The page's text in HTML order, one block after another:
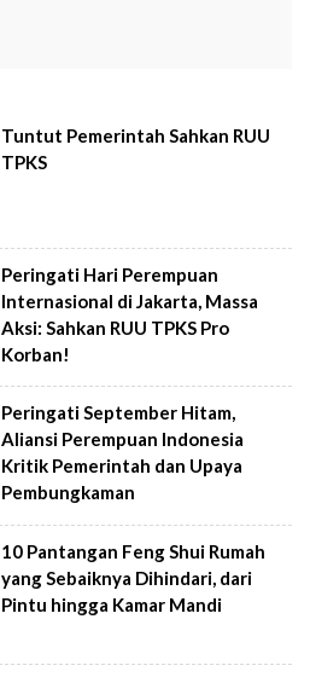
Tuntut Pemerintah Sahkan RUU
TPKS
Peringati Hari Perempuan
Internasional di Jakarta, Massa
Aksi: Sahkan RUU TPKS Pro
Korban!
Peringati September Hitam,
Aliansi Perempuan Indonesia
Kritik Pemerintah dan Upaya
Pembungkaman
10 Pantangan Feng Shui Rumah
yang Sebaiknya Dihindari, dari
Pintu hingga Kamar Mandi